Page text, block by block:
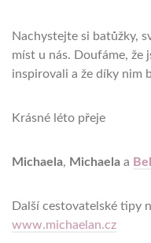
Nachystejte si batůžky,
míst u nás. Doufáme, že
inspirovali a že díky nim
Krásné léto přeje
Michaela, Michaela a
Další cestovatelské tipy
www.michaelan.cz